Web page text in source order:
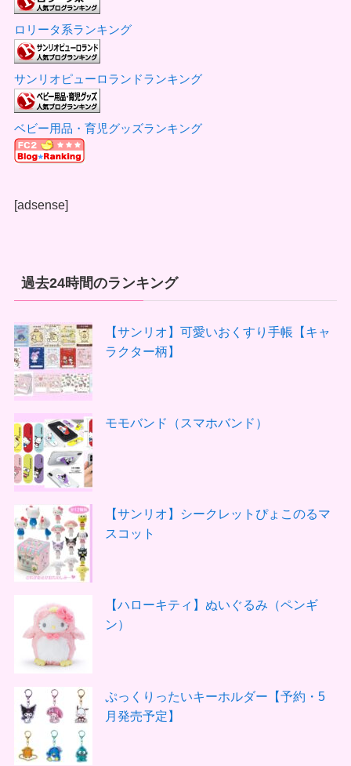
ロリータ系ランキング
サンリオピューロランドランキング
ベビー用品・育児グッズランキング
[adsense]
過去24時間のランキング
【サンリオ】可愛いおくすり手帳【キャ
ラクター柄】
モモバンド（スマホバンド）
【サンリオ】シークレットぴょこのるマ
スコット
【ハローキティ】ぬいぐるみ（ペンギ
ン）
ぷっくりったいキーホルダー【予約・5
月発売予定】